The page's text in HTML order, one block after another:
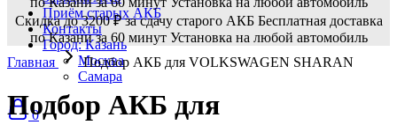
Приём старых АКБ
Контакты
Город: Казань
Москва
Самара
0
Скидка до 3200 ₽ за сдачу старого АКБ Бесплатная доставка
по Казани за 60 минут Установка на любой автомобиль
Главная
Подбор АКБ для VOLKSWAGEN SHARAN
Подбор АКБ для